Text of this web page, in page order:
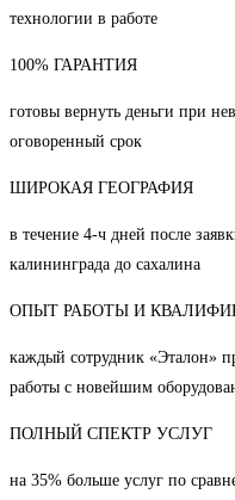
технологии в работе
100% ГАРАНТИЯ
готовы вернуть деньги при
оговоренный срок
ШИРОКАЯ ГЕОГРАФИЯ
в течение 4-ч дней после
калининграда до сахалина
ОПЫТ РАБОТЫ И
каждый сотрудник «Эталон»
работы с новейшим
ПОЛНЫЙ СПЕКТР УСЛУГ
на 35% больше услуг по